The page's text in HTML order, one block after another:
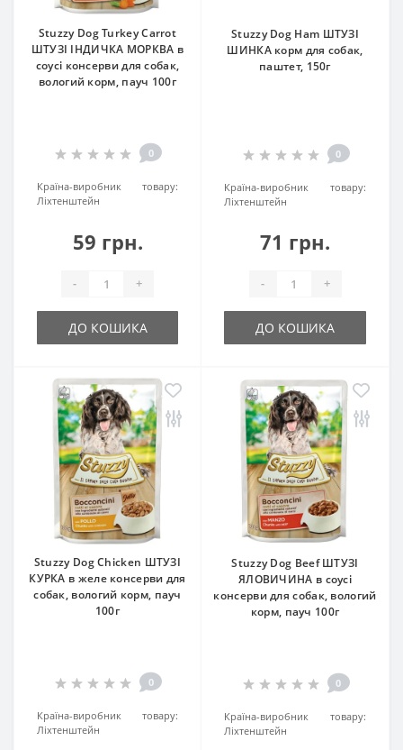
Stuzzy Dog Turkey Carrot
ШТУЗІ ІНДИЧКА МОРКВА в
соусі консерви для собак,
вологий корм, пауч 100г
0
Країна-виробник товару:
Ліхтенштейн
59 грн.
- +
ДО КОШИКА
Stuzzy Dog Ham ШТУЗІ
ШИНКА корм для собак,
паштет, 150г
0
Країна-виробник товару:
Ліхтенштейн
71 грн.
- +
ДО КОШИКА
Stuzzy Dog Chicken ШТУЗІ
КУРКА в желе консерви для
собак, вологий корм, пауч
100г
0
Країна-виробник товару:
Ліхтенштейн
Stuzzy Dog Beef ШТУЗІ
ЯЛОВИЧИНА в соусі
консерви для собак, вологий
корм, пауч 100г
0
Країна-виробник товару:
Ліхтенштейн